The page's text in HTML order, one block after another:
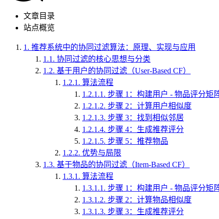
文章目录
站点概览
1. 推荐系统中的协同过滤算法：原理、实现与应用
1.1. 协同过滤的核心思想与分类
1.2. 基于用户的协同过滤（User-Based CF）
1.2.1. 算法流程
1.2.1.1. 步骤 1：构建用户 - 物品评分矩
1.2.1.2. 步骤 2：计算用户相似度
1.2.1.3. 步骤 3：找到相似邻居
1.2.1.4. 步骤 4：生成推荐评分
1.2.1.5. 步骤 5：推荐物品
1.2.2. 优势与局限
1.3. 基于物品的协同过滤（Item-Based CF）
1.3.1. 算法流程
1.3.1.1. 步骤 1：构建用户 - 物品评分矩
1.3.1.2. 步骤 2：计算物品相似度
1.3.1.3. 步骤 3：生成推荐评分